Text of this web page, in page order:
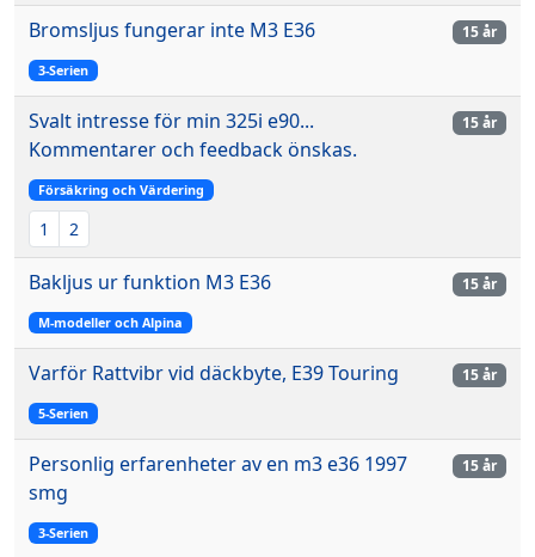
Bromsljus fungerar inte M3 E36
3-Serien
15 år
Svalt intresse för min 325i e90...
Kommentarer och feedback önskas.
Försäkring och Värdering
1 2
15 år
Bakljus ur funktion M3 E36
M-modeller och Alpina
15 år
Varför Rattvibr vid däckbyte, E39 Touring
5-Serien
15 år
Personlig erfarenheter av en m3 e36 1997
smg
3-Serien
15 år